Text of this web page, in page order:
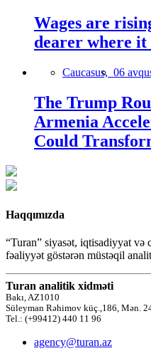
Wages are
dearer where it
Caucasus, 06
The Trump
Armenia
Could
Haqqımızda
“Turan” siyasət, iqtisadiyyat və
fəaliyyət göstərən müstəqil
Turan analitik xidməti
Bakı, AZ1010
Süleyman Rəhimov küç.,186, Mən.
Tel.: (+99412) 440 11 96
agency@turan.az